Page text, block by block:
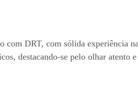
com DRT, com sólida experiência
destacando-se pelo olhar atento